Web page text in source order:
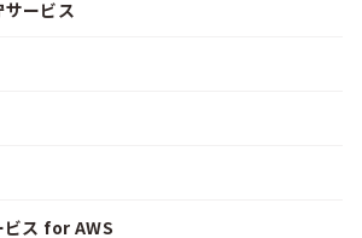
ービス
ビス for AWS